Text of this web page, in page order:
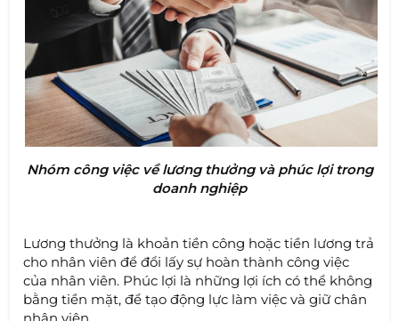
Nhóm công việc về lương thưởng và phúc lợi trong
doanh nghiệp
Lương thưởng là khoản tiền công hoặc tiền lương trả
cho nhân viên để đổi lấy sự hoàn thành công việc
của nhân viên. Phúc lợi là những lợi ích có thể không
bằng tiền mặt, để tạo động lực làm việc và giữ chân